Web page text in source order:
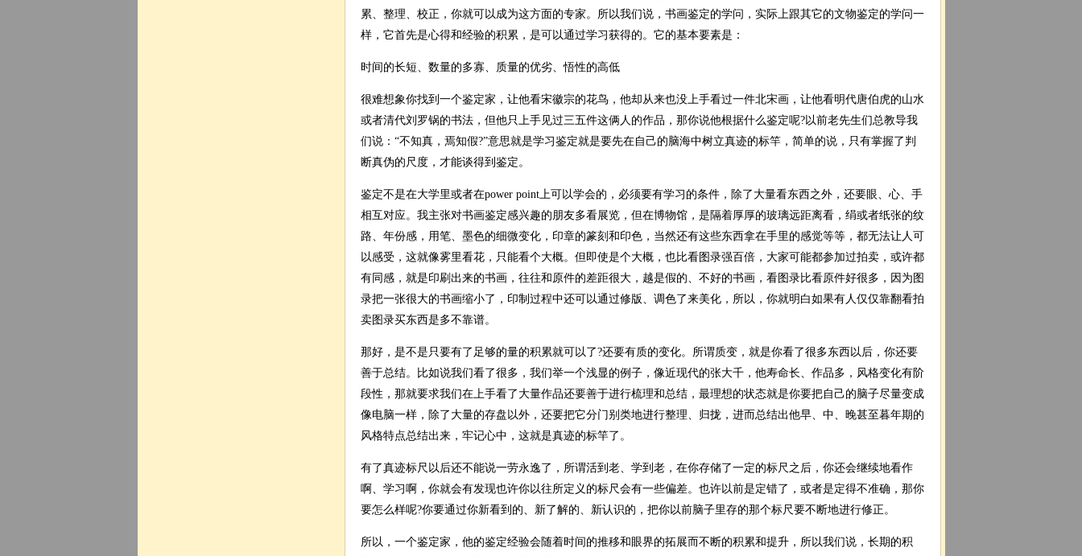
累、整理、校正，你就可以成为这方面的专家。所以我们说，书画鉴定的学问，实际上跟其它的文物鉴定的学问一
样，它首先是心得和经验的积累，是可以通过学习获得的。它的基本要素是：
时间的长短、数量的多寡、质量的优劣、悟性的高低
很难想象你找到一个鉴定家，让他看宋徽宗的花鸟，他却从来也没上手看过一件北宋画，让他看明代唐伯虎的山水
或者清代刘罗锅的书法，但他只上手见过三五件这俩人的作品，那你说他根据什么鉴定呢?以前老先生们总教导我
们说：“不知真，焉知假?”意思就是学习鉴定就是要先在自己的脑海中树立真迹的标竿，简单的说，只有掌握了判
断真伪的尺度，才能谈得到鉴定。
鉴定不是在大学里或者在power point上可以学会的，必须要有学习的条件，除了大量看东西之外，还要眼、心、手
相互对应。我主张对书画鉴定感兴趣的朋友多看展览，但在博物馆，是隔着厚厚的玻璃远距离看，绢或者纸张的纹
路、年份感，用笔、墨色的细微变化，印章的篆刻和印色，当然还有这些东西拿在手里的感觉等等，都无法让人可
以感受，这就像雾里看花，只能看个大概。但即使是个大概，也比看图录强百倍，大家可能都参加过拍卖，或许都
有同感，就是印刷出来的书画，往往和原件的差距很大，越是假的、不好的书画，看图录比看原件好很多，因为图
录把一张很大的书画缩小了，印制过程中还可以通过修版、调色了来美化，所以，你就明白如果有人仅仅靠翻看拍
卖图录买东西是多不靠谱。
那好，是不是只要有了足够的量的积累就可以了?还要有质的变化。所谓质变，就是你看了很多东西以后，你还要
善于总结。比如说我们看了很多，我们举一个浅显的例子，像近现代的张大千，他寿命长、作品多，风格变化有阶
段性，那就要求我们在上手看了大量作品还要善于进行梳理和总结，最理想的状态就是你要把自己的脑子尽量变成
像电脑一样，除了大量的存盘以外，还要把它分门别类地进行整理、归拢，进而总结出他早、中、晚甚至暮年期的
风格特点总结出来，牢记心中，这就是真迹的标竿了。
有了真迹标尺以后还不能说一劳永逸了，所谓活到老、学到老，在你存储了一定的标尺之后，你还会继续地看作
啊、学习啊，你就会有发现也许你以往所定义的标尺会有一些偏差。也许以前是定错了，或者是定得不准确，那你
要怎么样呢?你要通过你新看到的、新了解的、新认识的，把你以前脑子里存的那个标尺要不断地进行修正。
所以，一个鉴定家，他的鉴定经验会随着时间的推移和眼界的拓展而不断的积累和提升，所以我们说，长期的积